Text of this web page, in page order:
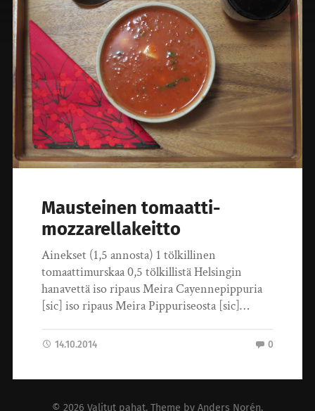
Mausteinen tomaatti-
mozzarellakeitto
Ainekset (1,5 annosta) 1 tölkillinen
tomaattimurskaa 0,5 tölkillistä Helsingin
hanavettä iso ripaus Meira Cayennepippuria
[sic] iso ripaus Meira Pippuriseosta [sic]…
14.10.2014 0
© 2026 Valitut pahat. Theme by Anders Norén.